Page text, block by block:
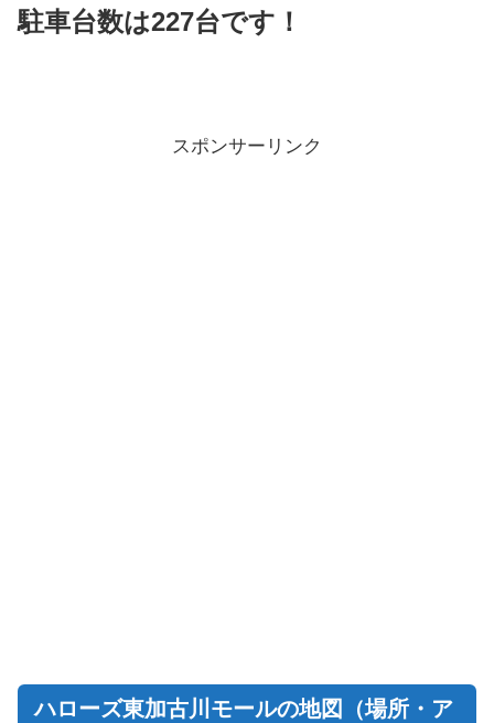
駐車台数は227台です！
スポンサーリンク
ハローズ東加古川モールの地図（場所・ア